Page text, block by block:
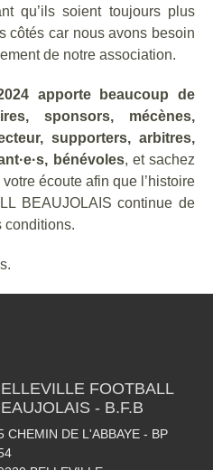
qu’ils soient toujours plus
côtés car nous avons besoin
de notre association.
apporte beaucoup de
sponsors, mécènes,
supporters, arbitres,
bénévoles, et sachez
écoute afin que l’histoire
BEAUJOLAIS continue de
conditions.
FOOTBALL
- B.F.B
CHEMIN DE L'ABBAYE - BP